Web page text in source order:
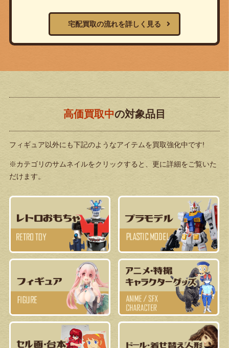
宅配買取の流れを詳しく見る
高価買取中の対象品目
フィギュア以外にも下記のようなアイテムを買取強化中です!
※カテゴリのサムネイルをクリックすると、更に詳細をご覧いた
だけます。